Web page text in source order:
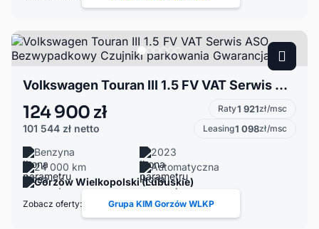
Volkswagen Touran III 1.5 FV VAT Serwis ASO Bezwypadkowy Czujniki parkowania Gwarancja
124 900 zł
101 544 zł netto
Raty1 921zł/msc
Leasing1 098zł/msc
Benzyna
2023
24 000 km
Automatyczna
Gorzów Wielkopolski (Lubuskie)
Zobacz oferty: Grupa KIM Gorzów WLKP